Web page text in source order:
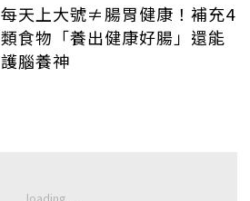
每天上大號≠腸胃健康！補充4
類食物「養出健康好腸」還能
護腦養神